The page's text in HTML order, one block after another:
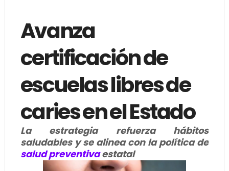
Avanza
certificación de
escuelas libres de
caries en el Estado
La estrategia refuerza hábitos
saludables y se alinea con la política de
salud preventivaestatal